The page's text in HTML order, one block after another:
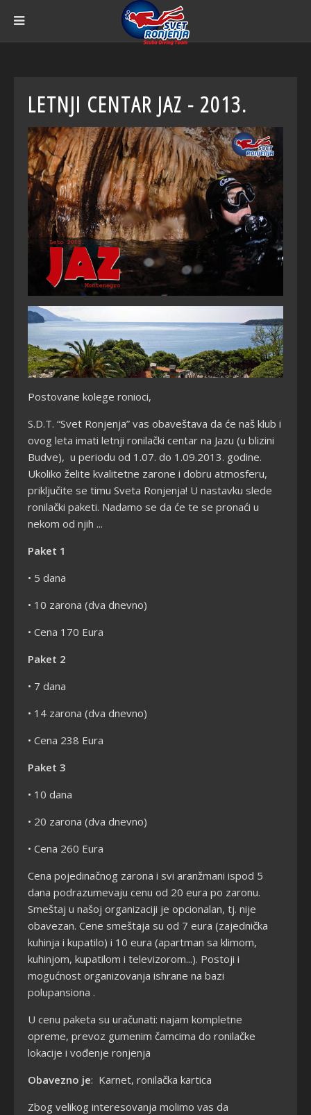
LETNJI CENTAR JAZ - 2013.
Postovane kolege ronioci,
S.D.T. “Svet Ronjenja” vas obaveštava da će naš klub i
ovog leta imati letnji ronilački centar na Jazu (u blizini
Budve), u periodu od 1.07. do 1.09.2013. godine.
Ukoliko želite kvalitetne zarone i dobru atmosferu,
priključite se timu Sveta Ronjenja! U nastavku slede
ronilački paketi. Nadamo se da će te se pronaći u
nekom od njih ...
Paket 1
• 5 dana
• 10 zarona (dva dnevno)
• Cena 170 Eura
Paket 2
• 7 dana
• 14 zarona (dva dnevno)
• Cena 238 Eura
Paket 3
• 10 dana
• 20 zarona (dva dnevno)
• Cena 260 Eura
Cena pojedinačnog zarona i svi aranžmani ispod 5
dana podrazumevaju cenu od 20 eura po zaronu.
Smeštaj u našoj organizaciji je opcionalan, tj. nije
obavezan. Cene smeštaja su od 7 eura (zajednička
kuhinja i kupatilo) i 10 eura (apartman sa klimom,
kuhinjom, kupatilom i televizorom...). Postoji i
mogućnost organizovanja ishrane na bazi
polupansiona .
U cenu paketa su uračunati: najam kompletne
opreme, prevoz gumenim čamcima do ronilačke
lokacije i vođenje ronjenja
Obavezno je: Karnet, ronilačka kartica
Zbog velikog interesovanja molimo vas da